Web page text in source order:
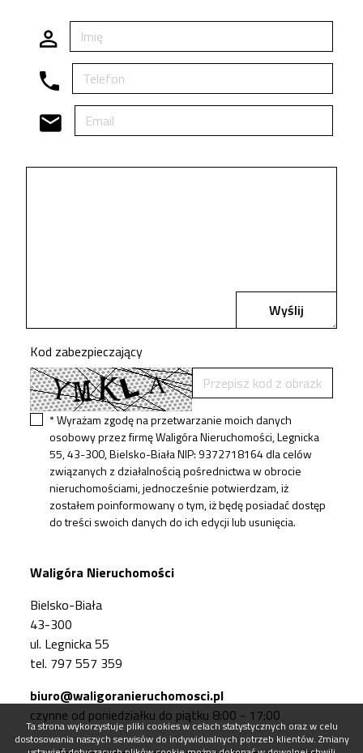
Waligóra Nieruchomości
Bielsko-Biała
43-300
ul. Legnicka 55
tel. 797 557 359
biuro@waligoranieruchomosci.pl
czynne od poniedziałku do piątku 8:00 - 17:00
Wyślij
Kod zabezpieczający
* Wyrażam zgodę na przetwarzanie moich danych
osobowy przez firmę Waligóra Nieruchomości, Legnicka
55, 43-300, Bielsko-Biała NIP: 9372718164 dla celów
związanych z działalnością pośrednictwa w obrocie
nieruchomościami, jednocześnie potwierdzam, iż
zostałem poinformowany o tym, iż będę posiadać dostęp
do treści swoich danych do ich edycji lub usunięcia.
Ta strona wykorzystuje pliki cookies w celach statystycznych oraz w celu
dostosowania naszych serwisów do indywidualnych potrzeb klientów. Zmiany